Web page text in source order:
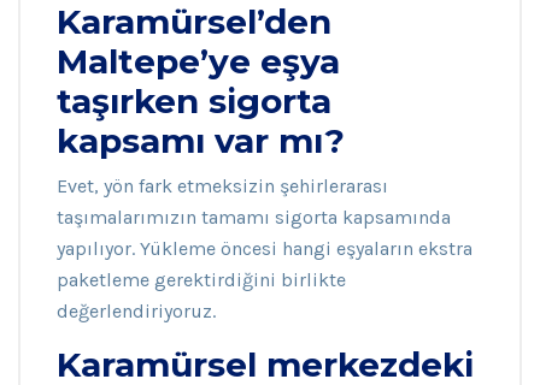
Karamürsel’den
Maltepe’ye eşya
taşırken sigorta
kapsamı var mı?
Evet, yön fark etmeksizin şehirlerarası
taşımalarımızın tamamı sigorta kapsamında
yapılıyor. Yükleme öncesi hangi eşyaların ekstra
paketleme gerektirdiğini birlikte
değerlendiriyoruz.
Karamürsel merkezdeki